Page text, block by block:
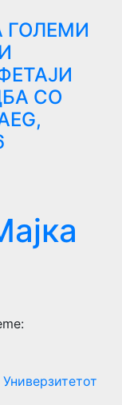
ГОЛЕМИ
СО
Универзитетот